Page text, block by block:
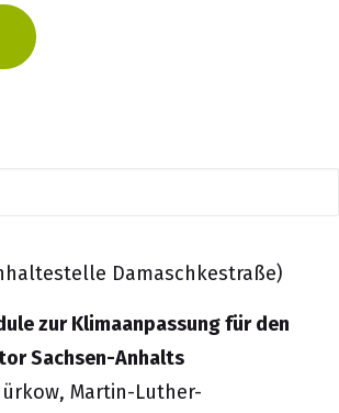
Dieselstraße
Zentrale Erzeugung EVH
Uhr
26 und 43 in der Dieselstraße
Damaschkestraße)
zur Klimaanpassung für den
Sachsen-Anhalts
Martin-Luther-